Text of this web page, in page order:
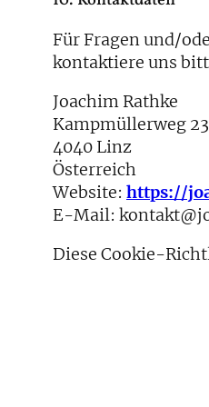
Für Fragen und/
kontaktiere uns
Joachim Rathke
Kampmüllerweg 23
4040 Linz
Österreich
Website: https://
E-Mail: kontakt@
Diese Cookie-